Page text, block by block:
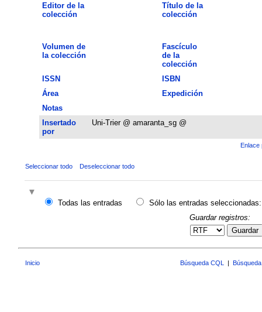
Editor de la
colección
Título de la
colección
Volumen de
la colección
Fascículo
de la
colección
ISSN
ISBN
Área
Expedición
Notas
Insertado
por
Uni-Trier @ amaranta_sg @
Enlace
Seleccionar todo Deseleccionar todo
Todas las entradas
Sólo las entradas seleccionadas:
Guardar registros:
Guardar
Inicio Búsqueda CQL